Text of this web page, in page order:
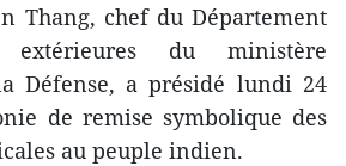
Thang, chef du Département
du ministère
Défense, a présidé lundi 24
de remise symbolique des
au peuple indien.